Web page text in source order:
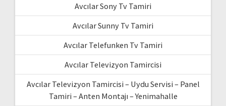
Avcılar Sony Tv Tamiri
Avcılar Sunny Tv Tamiri
Avcılar Telefunken Tv Tamiri
Avcılar Televizyon Tamircisi
Avcılar Televizyon Tamircisi – Uydu Servisi – Panel
Tamiri – Anten Montajı – Yenimahalle